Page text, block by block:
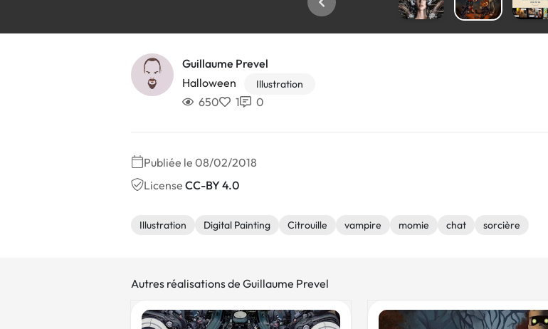
Guillaume Prevel
Halloween
Illustration
650 1 0
Publiée le 08/02/2018
License CC-BY 4.0
Illustration Digital Painting Citrouille vampire momie chat sorcière
Autres réalisations de Guillaume Prevel